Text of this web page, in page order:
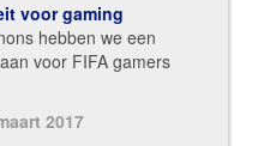
voor gaming
hebben we een
voor FIFA gamers
2017